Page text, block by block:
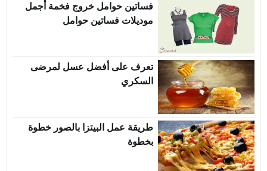
فساتين حوامل خروج فخمة أجمل
موديلات فساتين حوامل
تعرف على أفضل عسل لمرضى
السكري
طريقة عمل البيتزا بالصور خطوة
بخطوة